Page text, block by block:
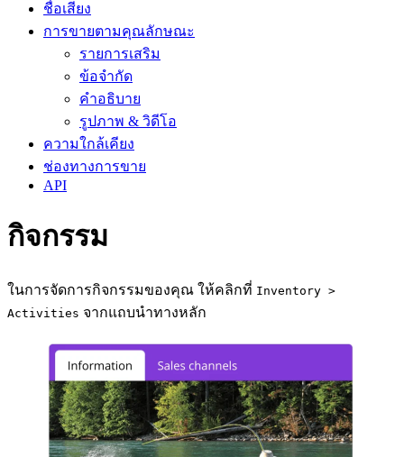
ชื่อเสียง
การขายตามคุณลักษณะ
รายการเสริม
ข้อจำกัด
คำอธิบาย
รูปภาพ & วิดีโอ
ความใกล้เคียง
ช่องทางการขาย
API
กิจกรรม
ในการจัดการกิจกรรมของคุณ ให้คลิกที่ Inventory >
Activities จากแถบนำทางหลัก